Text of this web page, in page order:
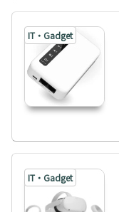
IT・Gadget
IT・Gadget